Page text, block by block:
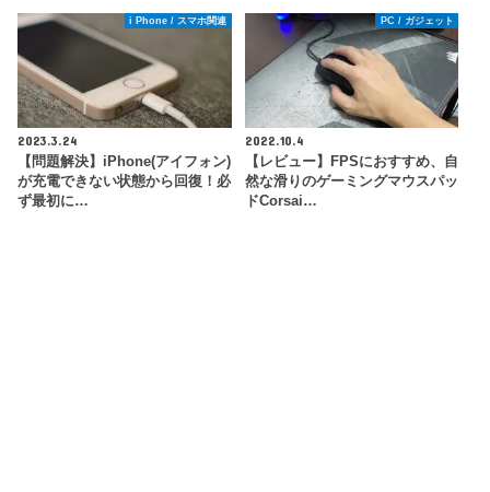
i Phone / スマホ関連
2023.3.24
【問題解決】iPhone(アイフォン)
が充電できない状態から回復！必
ず最初に…
PC / ガジェット
2022.10.4
【レビュー】FPSにおすすめ、自
然な滑りのゲーミングマウスパッ
ドCorsai…